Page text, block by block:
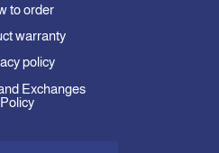
to order
warranty
policy
Exchanges
Policy